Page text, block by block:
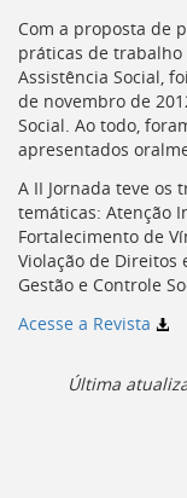
Ir
para
o
Portal
de
Serviços
Ir
para
a
lista
de
secretarias
para
Com a proposta de
práticas de
Assistência Social,
de novembro de
Social. Ao todo,
apresentados
A II Jornada teve os
temáticas: Atenção
Fortalecimento de
Violação de Direitos
Gestão e Controle
Acesse a Revista
Última